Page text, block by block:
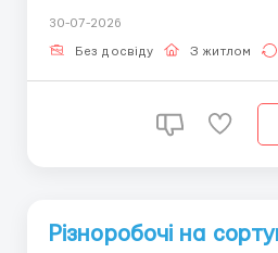
міс. іспит → до 1100 EUR нетто
30-07-2026
Без досвіду З житлом
Різноробочі на